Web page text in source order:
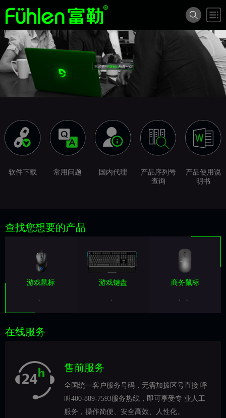
软件下载 常用问题 国内代理
产品序列号
查询
产品使用说
明书
查找您想要的产品
游戏鼠标 游戏键盘 商务鼠标
在线服务
售前服务
全国统一客户服务号码，无需加拨区号直接 呼
叫400-889-7593服务热线，即可享受专 业人工
服务，操作简便、安全高效、人性化。